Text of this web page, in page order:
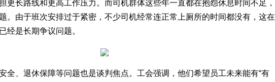
更长路线和更高工作压力。而司机群体这些年一直都在抱怨休息时间不足，
。由于班次安排过于紧密，不少司机经常连正常上厕所的时间都没有，这在
经是长期争议问题。
全、退休保障等问题也是谈判焦点。工会强调，他们希望员工未来能有“有